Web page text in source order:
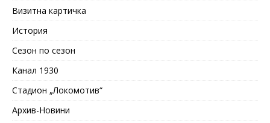
Визитна картичка
История
Сезон по сезон
Канал 1930
Стадион „Локомотив“
Архив-Новини